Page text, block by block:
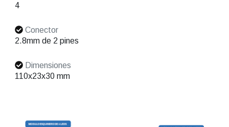
4
Conector
2.8mm de 2 pines
Dimensiones
110x23x30 mm